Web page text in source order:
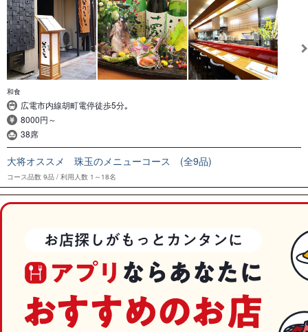
和食
広電市内線胡町電停徒歩5分｡
8000円～
38席
大将オススメ 珠玉のメニューコース (全9品)
コース品数 9品 利用人数 1～18名